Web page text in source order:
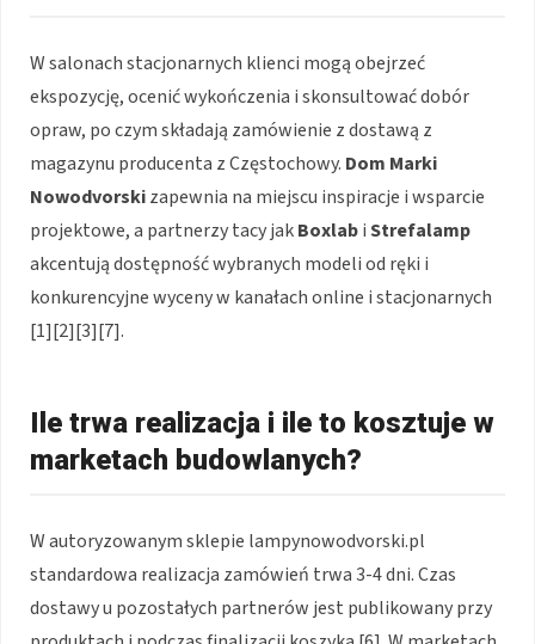
W salonach stacjonarnych klienci mogą obejrzeć
ekspozycję, ocenić wykończenia i skonsultować dobór
opraw, po czym składają zamówienie z dostawą z
magazynu producenta z Częstochowy. Dom Marki
Nowodvorskizapewnia na miejscu inspiracje i wsparcie
projektowe, a partnerzy tacy jakBoxlabiStrefalamp
akcentują dostępność wybranych modeli od ręki i
konkurencyjne wyceny w kanałach online i stacjonarnych
[1][2][3][7].
Ile trwa realizacja i ile to kosztuje w
marketach budowlanych?
W autoryzowanym sklepie lampynowodvorski.pl
standardowa realizacja zamówień trwa 3-4 dni. Czas
dostawy u pozostałych partnerów jest publikowany przy